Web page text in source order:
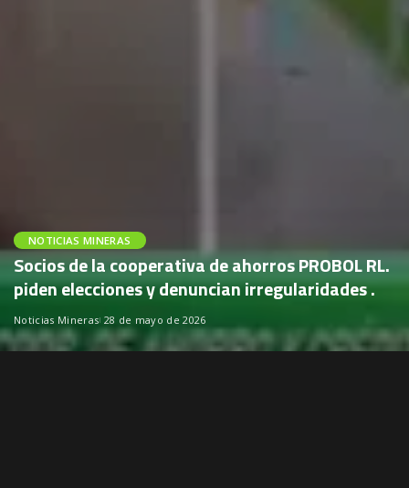
NOTICIAS MINERAS
Socios de la cooperativa de ahorros PROBOL RL.
piden elecciones y denuncian irregularidades .
Noticias Mineras 28 de mayo de 2026